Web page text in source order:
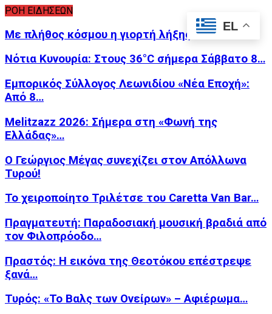
ΡΟΗ ΕΙΔΗΣΕΩΝ
Με πλήθος κόσμου η γιορτή λήξης του…
Νότια Κυνουρία: Στους 36°C σήμερα Σάββατο 8…
Εμπορικός Σύλλογος Λεωνιδίου «Νέα Εποχή»:
Από 8…
Melitzazz 2026: Σήμερα στη «Φωνή της
Ελλάδας»…
Ο Γεώργιος Μέγας συνεχίζει στον Απόλλωνα
Τυρού!
Το χειροποίητο Τριλέτσε του Caretta Van Bar…
Πραγματευτή: Παραδοσιακή μουσική βραδιά από
τον Φιλοπρόοδο…
Πραστός: Η εικόνα της Θεοτόκου επέστρεψε
ξανά…
Τυρός: «Το Βαλς των Ονείρων» – Αφιέρωμα…
EL